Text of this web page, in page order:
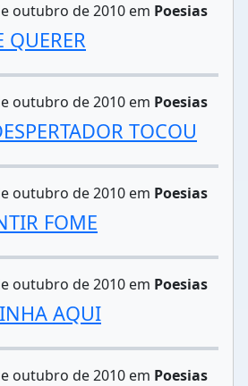
outubro de 2010 em Poesias
QUERER
outubro de 2010 em Poesias
TOCOU
outubro de 2010 em Poesias
FOME
outubro de 2010 em Poesias
AQUI
outubro de 2010 em Poesias